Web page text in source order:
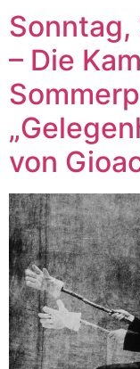
Sonntag,
– Die
von